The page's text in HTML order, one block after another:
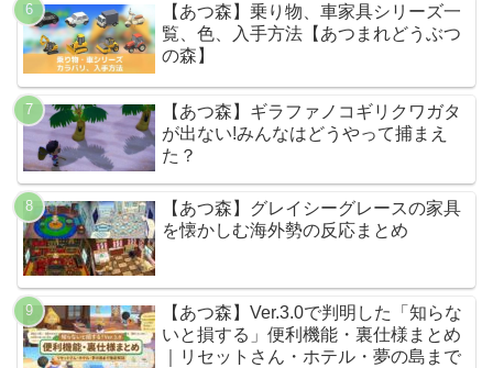
【あつ森】乗り物、車家具シリーズ一
覧、色、入手方法【あつまれどうぶつ
の森】
【あつ森】ギラファノコギリクワガタ
が出ない!みんなはどうやって捕まえ
た？
【あつ森】グレイシーグレースの家具
を懐かしむ海外勢の反応まとめ
【あつ森】Ver.3.0で判明した「知らな
いと損する」便利機能・裏仕様まとめ
｜リセットさん・ホテル・夢の島まで